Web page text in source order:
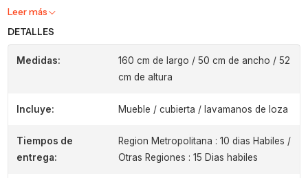
Leer más
DETALLES
Medidas:
160 cm de largo / 50 cm de ancho / 52
cm de altura
Incluye: Mueble / cubierta / lavamanos de loza
Tiempos de
entrega:
Region Metropolitana : 10 dias Habiles /
Otras Regiones : 15 Dias habiles